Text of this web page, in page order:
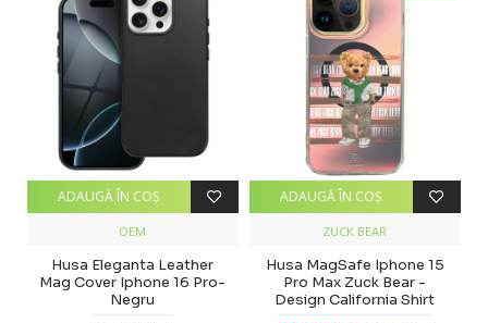
OEM
Husa Eleganta Leather
Mag Cover Iphone 16 Pro-
Negru
ADAUGĂ ÎN COŞ
ZUCK BEAR
Husa MagSafe Iphone 15
Pro Max Zuck Bear -
Design California Shirt
ADAUGĂ ÎN COŞ